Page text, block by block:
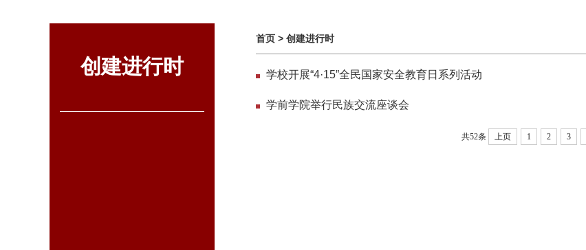
创建进行时
首页 > 创建进行时
学校开展“4·15”全民国家安全教育日系列活动
学前学院举行民族交流座谈会
共52条 上页 1 2 3